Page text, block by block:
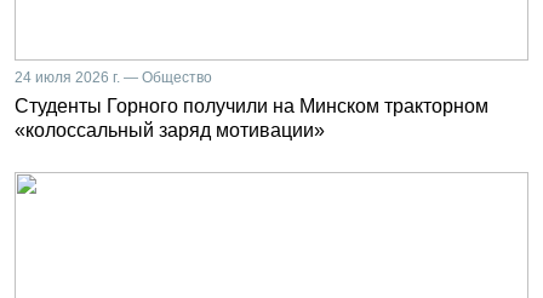
24 июля 2026 г. — Общество
Студенты Горного получили на Минском тракторном
«колоссальный заряд мотивации»